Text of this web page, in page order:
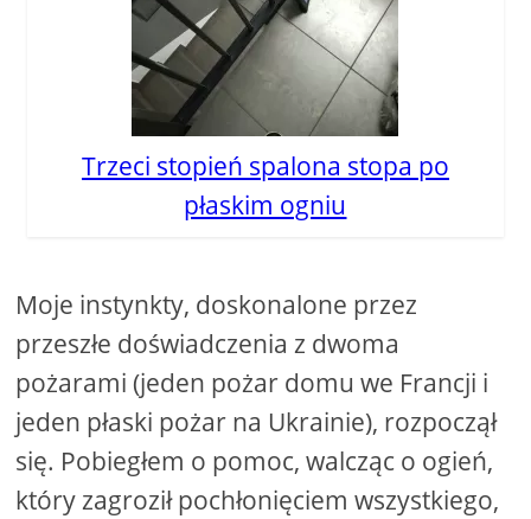
Trzeci stopień spalona stopa po
płaskim ogniu
Moje instynkty, doskonalone przez
przeszłe doświadczenia z dwoma
pożarami (jeden pożar domu we Francji i
jeden płaski pożar na Ukrainie), rozpoczął
się. Pobiegłem o pomoc, walcząc o ogień,
który zagroził pochłonięciem wszystkiego,